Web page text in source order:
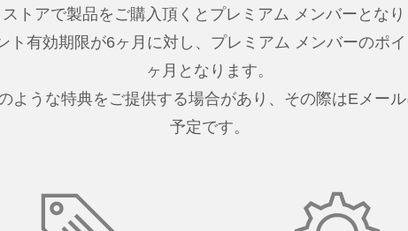
トアで製品をご購入頂くとプレミアム メンバーとな
ト有効期限が6ヶ月に対し、プレミアム メンバーのポ
ヶ月となります。
ような特典をご提供する場合があり、その際はEメー
予定です。